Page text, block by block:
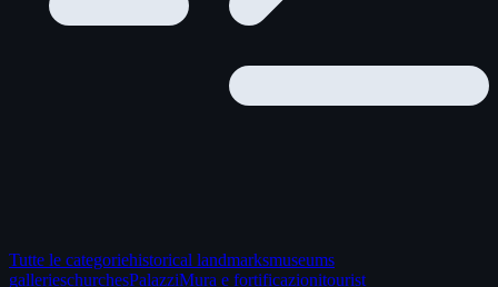
Tutte le categoriehistorical landmarksmuseums
gallerieschurchesPalazziMura e fortificazionitourist